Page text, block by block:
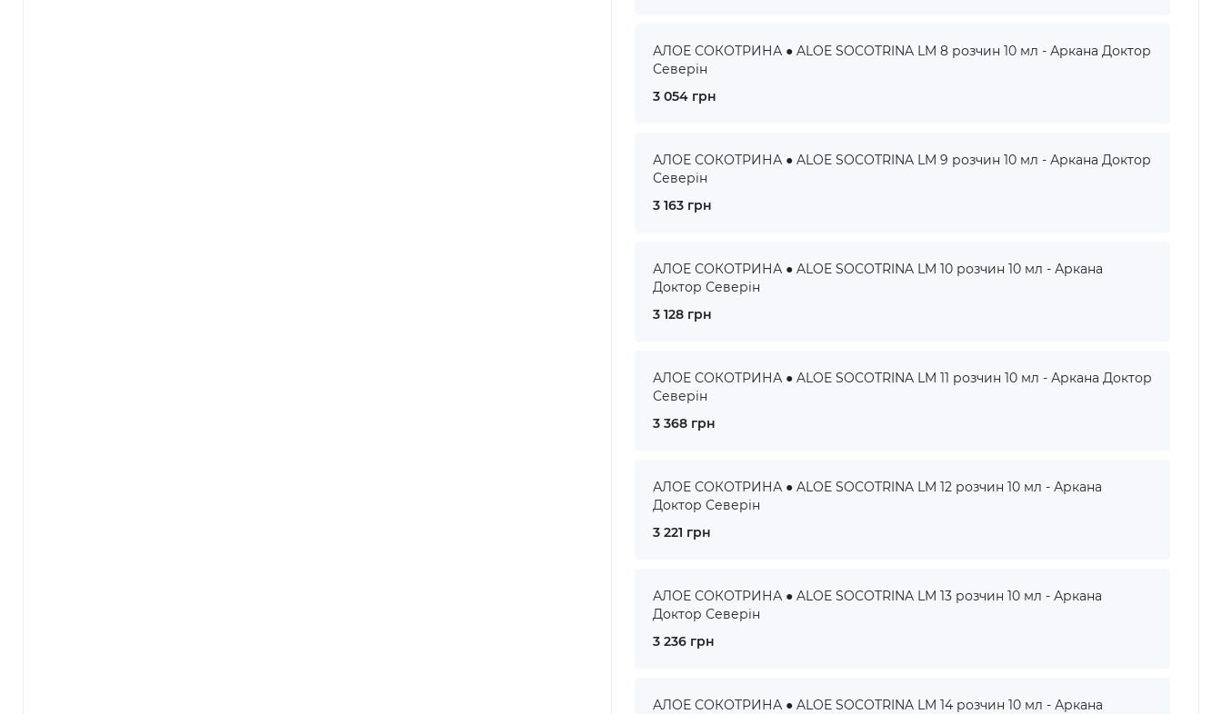
АЛОЕ СОКОТРИНА ● ALOE SOCOTRINA LM 8 розчин 10 мл - Аркана Доктор
Северін
3 054 грн
АЛОЕ СОКОТРИНА ● ALOE SOCOTRINA LM 9 розчин 10 мл - Аркана Доктор
Северін
3 163 грн
АЛОЕ СОКОТРИНА ● ALOE SOCOTRINA LM 10 розчин 10 мл - Аркана
Доктор Северін
3 128 грн
АЛОЕ СОКОТРИНА ● ALOE SOCOTRINA LM 11 розчин 10 мл - Аркана Доктор
Северін
3 368 грн
АЛОЕ СОКОТРИНА ● ALOE SOCOTRINA LM 12 розчин 10 мл - Аркана
Доктор Северін
3 221 грн
АЛОЕ СОКОТРИНА ● ALOE SOCOTRINA LM 13 розчин 10 мл - Аркана
Доктор Северін
3 236 грн
АЛОЕ СОКОТРИНА ● ALOE SOCOTRINA LM 14 розчин 10 мл - Аркана